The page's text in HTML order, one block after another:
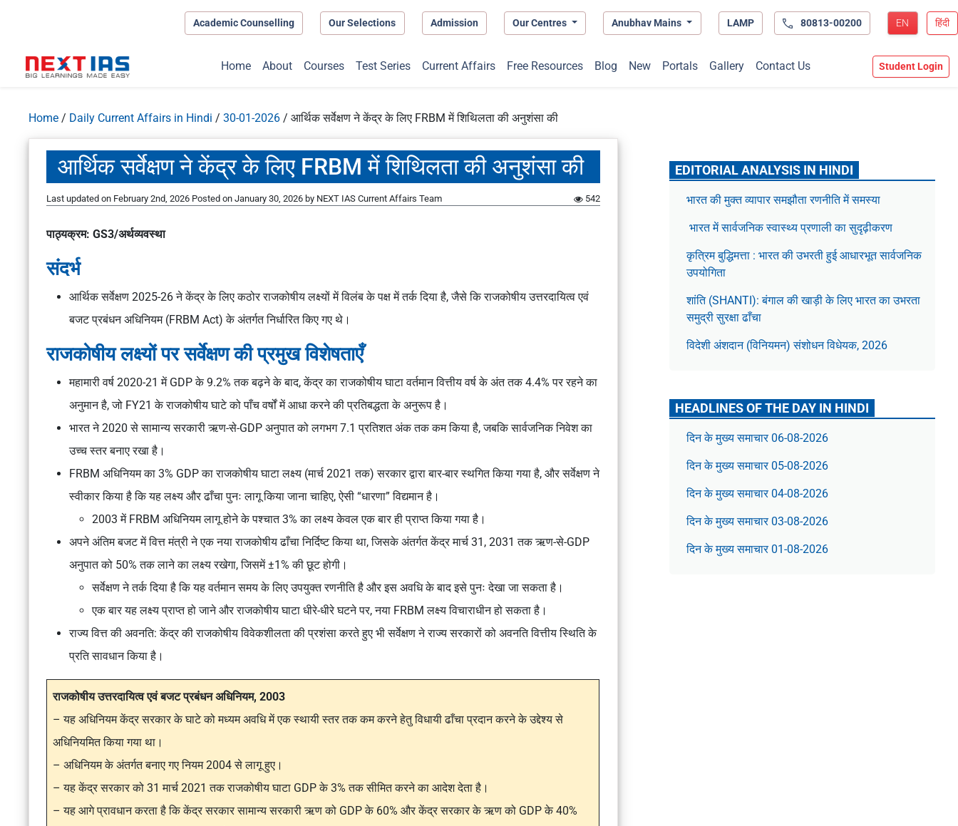
Academic Counselling Our Selections Admission Our Centres Anubhav Mains LAMP 80813-00200 EN हिंदी
Home About Courses Test Series Current Affairs Free Resources Blog New Portals Gallery Contact Us Student Login
Home / Daily Current Affairs in Hindi / 30-01-2026 / आर्थिक सर्वेक्षण ने केंद्र के लिए FRBM में शिथिलता की अनुशंसा की
आर्थिक सर्वेक्षण ने केंद्र के लिए FRBM में शिथिलता की अनुशंसा की
Last updated on February 2nd, 2026 Posted on January 30, 2026 by NEXT IAS Current Affairs Team 542
पाठ्यक्रम: GS3/अर्थव्यवस्था
संदर्भ
आर्थिक सर्वेक्षण 2025-26ने केंद्र के लिए कठोर राजकोषीय लक्ष्यों में विलंब के पक्ष में तर्क दिया है, जैसे किराजकोषीय उत्तरदायित्व एवं
बजट प्रबंधन अधिनियम (FRBM Act) के अंतर्गत निर्धारित किए गए थे।
राजकोषीय लक्ष्यों पर सर्वेक्षण की प्रमुख विशेषताएँ
महामारी वर्ष 2020-21 में GDP के 9.2% तक बढ़ने के बाद, केंद्र का राजकोषीय घाटा वर्तमान वित्तीय वर्ष के अंत तक 4.4% पर रहने का
अनुमान है, जो FY21 के राजकोषीय घाटे को पाँच वर्षों में आधा करने की प्रतिबद्धता के अनुरूप है।
भारत ने 2020 से सामान्य सरकारी ऋण-से-GDP अनुपात को लगभग 7.1 प्रतिशत अंक तक कम किया है, जबकि सार्वजनिक निवेश का
उच्च स्तर बनाए रखा है।
FRBM अधिनियम का 3% GDP का राजकोषीय घाटा लक्ष्य (मार्च 2021 तक) सरकार द्वारा बार-बार स्थगित किया गया है, और सर्वेक्षण ने
स्वीकार किया है कि यह लक्ष्य और ढाँचा पुनः लागू किया जाना चाहिए, ऐसी “धारणा” विद्यमान है।
2003 में FRBM अधिनियम लागू होने के पश्चात 3% का लक्ष्य केवल एक बार ही प्राप्त किया गया है।
अपने अंतिम बजट में वित्त मंत्री ने एक नया राजकोषीय ढाँचा निर्दिष्ट किया था, जिसके अंतर्गत केंद्र मार्च 31, 2031 तक ऋण-से-GDP
अनुपात को 50% तक लाने का लक्ष्य रखेगा, जिसमें ±1% की छूट होगी।
सर्वेक्षण ने तर्क दिया है कि यह वर्तमान समय के लिए उपयुक्त रणनीति है और इस अवधि के बाद इसे पुनः देखा जा सकता है।
एक बार यह लक्ष्य प्राप्त हो जाने और राजकोषीय घाटा धीरे-धीरे घटने पर, नया FRBM लक्ष्य विचाराधीन हो सकता है।
राज्य वित्त की अवनति: केंद्र की राजकोषीय विवेकशीलता की प्रशंसा करते हुए भी सर्वेक्षण ने राज्य सरकारों को अवनति वित्तीय स्थिति के
प्रति सावधान किया है।
राजकोषीय उत्तरदायित्व एवं बजट प्रबंधन अधिनियम, 2003
– यह अधिनियम केंद्र सरकार के घाटे को मध्यम अवधि में एक स्थायी स्तर तक कम करने हेतु विधायी ढाँचा प्रदान करने के उद्देश्य से
अधिनियमित किया गया था।
– अधिनियम के अंतर्गत बनाए गए नियम 2004 से लागू हुए।
– यह केंद्र सरकार को 31 मार्च 2021 तक राजकोषीय घाटा GDP के 3% तक सीमित करने का आदेश देता है।
– यह आगे प्रावधान करता है कि केंद्र सरकार सामान्य सरकारी ऋण को GDP के 60% और केंद्र सरकार के ऋण को GDP के 40%
EDITORIAL ANALYSIS IN HINDI
भारत की मुक्त व्यापार समझौता रणनीति में समस्या
भारत में सार्वजनिक स्वास्थ्य प्रणाली का सुदृढ़ीकरण
कृत्रिम बुद्धिमत्ता : भारत की उभरती हुई आधारभूत सार्वजनिक
उपयोगिता
शांति (SHANTI): बंगाल की खाड़ी के लिए भारत का उभरता
समुद्री सुरक्षा ढाँचा
विदेशी अंशदान (विनियमन) संशोधन विधेयक, 2026
HEADLINES OF THE DAY IN HINDI
दिन के मुख्य समाचार 06-08-2026
दिन के मुख्य समाचार 05-08-2026
दिन के मुख्य समाचार 04-08-2026
दिन के मुख्य समाचार 03-08-2026
दिन के मुख्य समाचार 01-08-2026